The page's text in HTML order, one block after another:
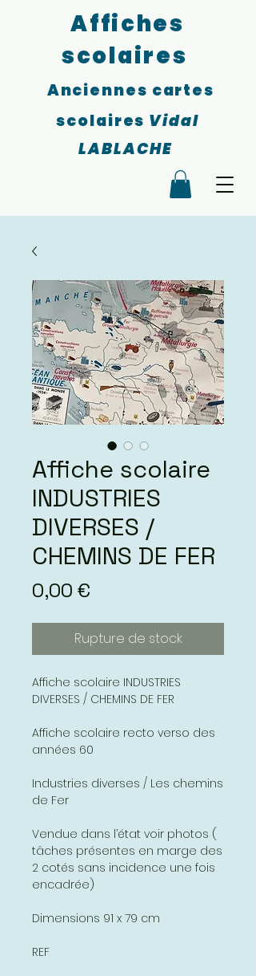
Affiches
scolaires
Anciennes cartes
scolaires Vidal
LABLACHE
Affiche scolaire
INDUSTRIES
DIVERSES /
CHEMINS DE FER
0,00 €
Rupture de stock
Affiche scolaire INDUSTRIES
DIVERSES / CHEMINS DE FER
Affiche scolaire recto verso des
années 60
Industries diverses / Les chemins
de Fer
Vendue dans l’état voir photos (
tâches présentes en marge des
2 cotés sans incidence une fois
encadrée)
Dimensions 91 x 79 cm
REF